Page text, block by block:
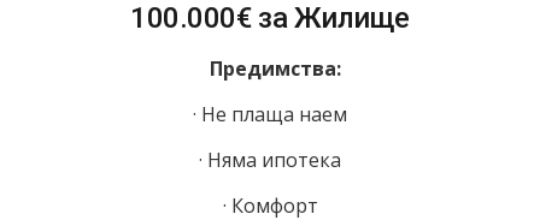
100.000€ за Жилище
Предимства:
· Не плаща наем
· Няма ипотека
· Комфорт